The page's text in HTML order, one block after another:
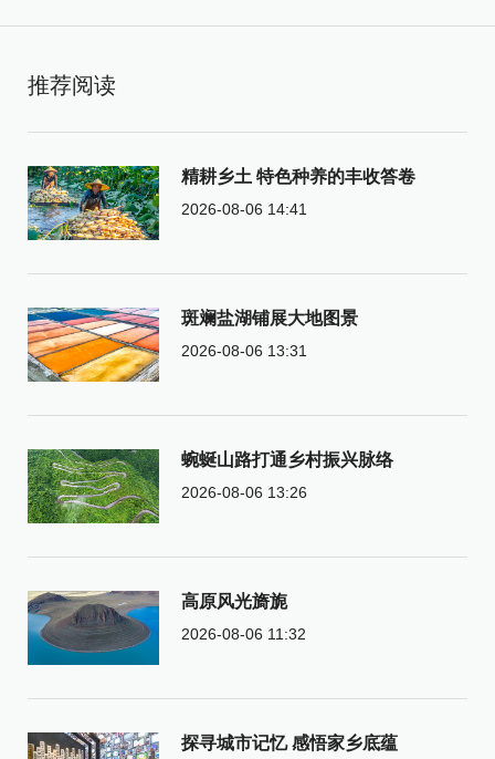
推荐阅读
精耕乡土 特色种养的丰收答卷
2026-08-06 14:41
斑斓盐湖铺展大地图景
2026-08-06 13:31
蜿蜒山路打通乡村振兴脉络
2026-08-06 13:26
高原风光旖旎
2026-08-06 11:32
探寻城市记忆 感悟家乡底蕴